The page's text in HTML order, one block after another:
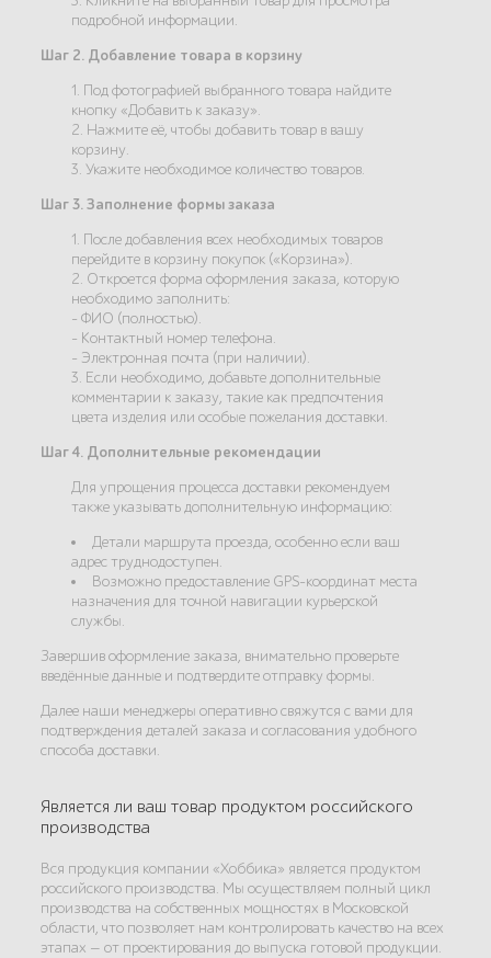
подробной информации.
Шаг 2. Добавление товара в корзину
1. Под фотографией выбранного товара найдите
кнопку «Добавить к заказу».
2. Нажмите её, чтобы добавить товар в вашу
корзину.
3. Укажите необходимое количество товаров.
Шаг 3. Заполнение формы заказа
1. После добавления всех необходимых товаров
перейдите в корзину покупок («Корзина»).
2. Откроется форма оформления заказа, которую
необходимо заполнить:
- ФИО (полностью).
- Контактный номер телефона.
- Электронная почта (при наличии).
3. Если необходимо, добавьте дополнительные
комментарии к заказу, такие как предпочтения
цвета изделия или особые пожелания доставки.
Шаг 4. Дополнительные рекомендации
Для упрощения процесса доставки рекомендуем
также указывать дополнительную информацию:
Детали маршрута проезда, особенно если ваш
адрес труднодоступен.
Возможно предоставление GPS-координат места
назначения для точной навигации курьерской
службы.
Завершив оформление заказа, внимательно проверьте
введённые данные и подтвердите отправку формы.
Далее наши менеджеры оперативно свяжутся с вами для
подтверждения деталей заказа и согласования удобного
способа доставки.
Является ли ваш товар продуктом российского
производства
Вся продукция компании «Хоббика» является продуктом
российского производства. Мы осуществляем полный цикл
производства на собственных мощностях в Московской
области, что позволяет нам контролировать качество на всех
этапах — от проектирования до выпуска готовой продукции.